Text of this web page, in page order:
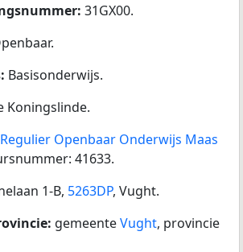
31GX00.
Basisonderwijs.
Koningslinde.
Regulier Openbaar Onderwijs Maas
41633.
1-B, 5263DP, Vught.
gemeenteVught, provincie